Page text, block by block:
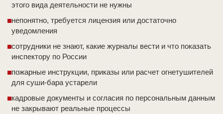
этого вида деятельности не нужны
непонятно, требуется лицензия или достаточно
уведомления
сотрудники не знают, какие журналы вести и что показать
инспектору по России
пожарные инструкции, приказы или расчет огнетушителей
для суши-бара устарели
кадровые документы и согласия по персональным данным
не закрывают реальные процессы